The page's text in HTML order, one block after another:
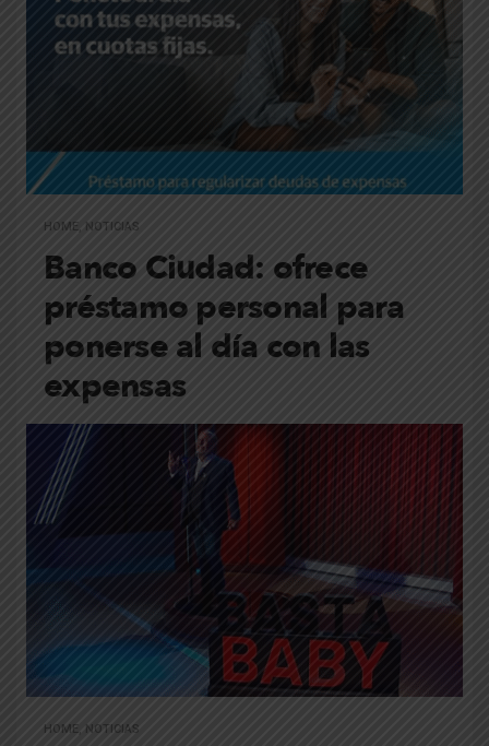
HOME NOTICIAS
Banco Ciudad: ofrece
préstamo personal para
ponerse al día con las
expensas
HOME NOTICIAS